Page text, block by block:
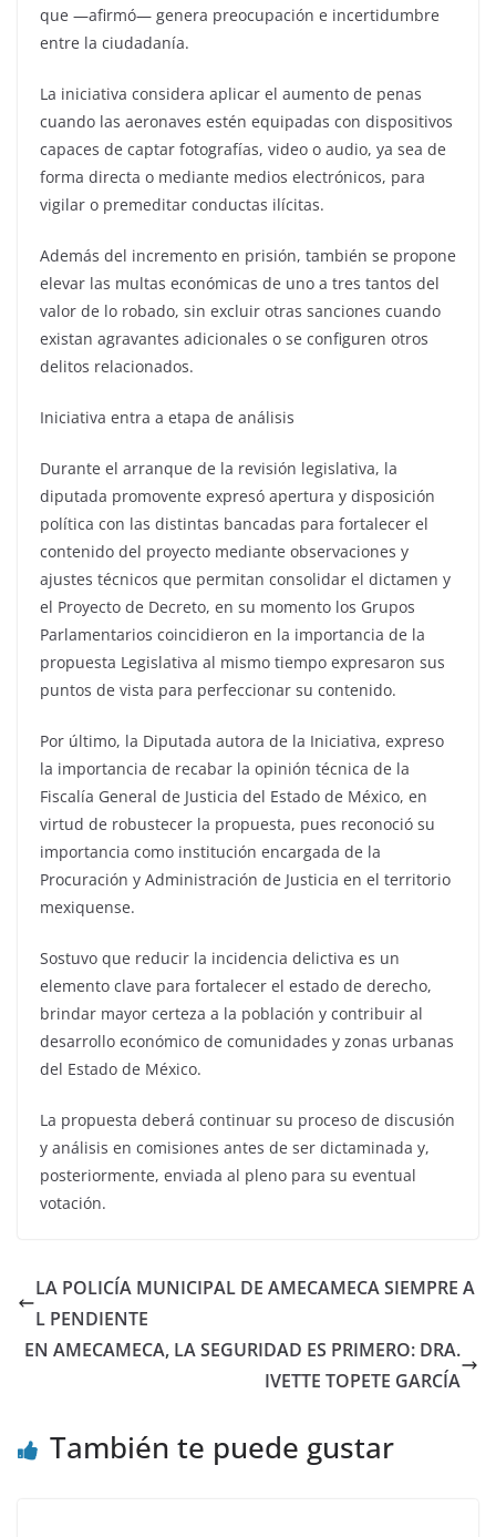
que —afirmó— genera preocupación e incertidumbre
entre la ciudadanía.
La iniciativa considera aplicar el aumento de penas
cuando las aeronaves estén equipadas con dispositivos
capaces de captar fotografías, video o audio, ya sea de
forma directa o mediante medios electrónicos, para
vigilar o premeditar conductas ilícitas.
Además del incremento en prisión, también se propone
elevar las multas económicas de uno a tres tantos del
valor de lo robado, sin excluir otras sanciones cuando
existan agravantes adicionales o se configuren otros
delitos relacionados.
Iniciativa entra a etapa de análisis
Durante el arranque de la revisión legislativa, la
diputada promovente expresó apertura y disposición
política con las distintas bancadas para fortalecer el
contenido del proyecto mediante observaciones y
ajustes técnicos que permitan consolidar el dictamen y
el Proyecto de Decreto, en su momento los Grupos
Parlamentarios coincidieron en la importancia de la
propuesta Legislativa al mismo tiempo expresaron sus
puntos de vista para perfeccionar su contenido.
Por último, la Diputada autora de la Iniciativa, expreso
la importancia de recabar la opinión técnica de la
Fiscalía General de Justicia del Estado de México, en
virtud de robustecer la propuesta, pues reconoció su
importancia como institución encargada de la
Procuración y Administración de Justicia en el territorio
mexiquense.
Sostuvo que reducir la incidencia delictiva es un
elemento clave para fortalecer el estado de derecho,
brindar mayor certeza a la población y contribuir al
desarrollo económico de comunidades y zonas urbanas
del Estado de México.
La propuesta deberá continuar su proceso de discusión
y análisis en comisiones antes de ser dictaminada y,
posteriormente, enviada al pleno para su eventual
votación.
LA POLICÍA MUNICIPAL DE AMECAMECA SIEMPRE A
L PENDIENTE
EN AMECAMECA, LA SEGURIDAD ES PRIMERO: DRA.
IVETTE TOPETE GARCÍA
También te puede gustar